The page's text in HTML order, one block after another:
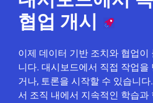
협업 개시
이제 데이터 기반 조치와 협업이
니다. 대시보드에서 직접 작업을
거나, 토론을 시작할 수 있습니
서 조직 내에서 지속적인 학습과